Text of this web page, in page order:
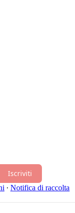
Iscriviti
∙ Notifica di raccolta